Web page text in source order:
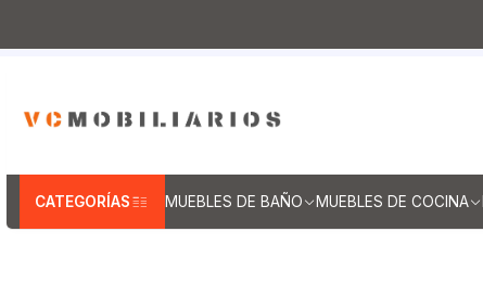
CATEGORÍAS MUEBLES DE BAÑO MUEBLES DE COCINA